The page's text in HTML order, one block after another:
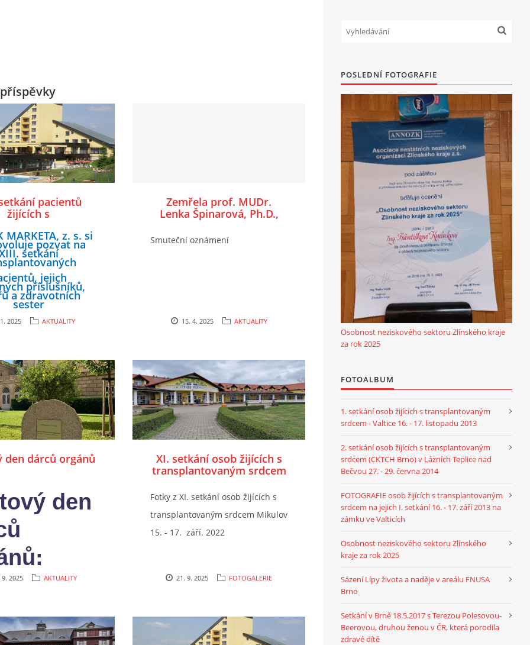
pacientů
žijících s
21. září 2025 v
hotelu
Jelenovská
MARKÉTA, z. s. si
pozvat na
. setkání
jejich
příslušníků,
a zdravotních
sester
hotelu
nacházející se
od 19. do 21.
září 2025
2025 AKTUALITY
Zemřela prof. MUDr.
Lenka Špinarová, Ph.D.,
Smuteční oznámení
15. 4. 2025 AKTUALITY
den dárců orgánů
den
za
9. 2025 AKTUALITY
XI. setkání osob žijících s
transplantovaným srdcem
Fotky z XI. setkání osob žijících s
transplantovaným srdcem Mikulov
15. - 17. září. 2022
21. 9. 2025 FOTOGALERIE
POSLEDNÍ FOTOGRAFIE
Osobnost neziskového sektoru Zlínského kraje
za rok 2025
FOTOALBUM
1. setkání osob žijících s transplantovaným
srdcem - Valtice 16. - 17. listopadu 2013
2. setkání osob žijících s transplantovaným
srdcem (CKTCH Brno) v Lázních Teplice nad
Bečvou 27. - 29. června 2014
FOTOGRAFIE osob žijících s transplantovaným
srdcem na jejich I. setkání 16. - 17. září 2013 na
zámku ve Valticích
Osobnost neziskového sektoru Zlínského
kraje za rok 2025
Sázení Lípy života a naděje v areálu FNUSA
Brno
Setkání v Brně 18.5.2017 s Terezou Polesovou-
Beerovou, druhou ženou v ČR, která porodila
zdravé dítě